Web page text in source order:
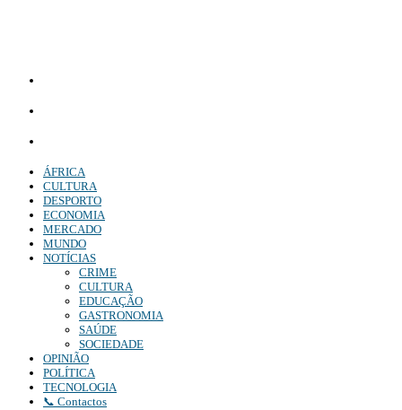
ÁFRICA
CULTURA
DESPORTO
ECONOMIA
MERCADO
MUNDO
NOTÍCIAS
CRIME
CULTURA
EDUCAÇÃO
GASTRONOMIA
SAÚDE
SOCIEDADE
OPINIÃO
POLÍTICA
TECNOLOGIA
📞 Contactos